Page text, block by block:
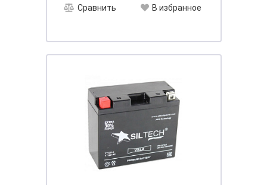
Сравнить В избранное